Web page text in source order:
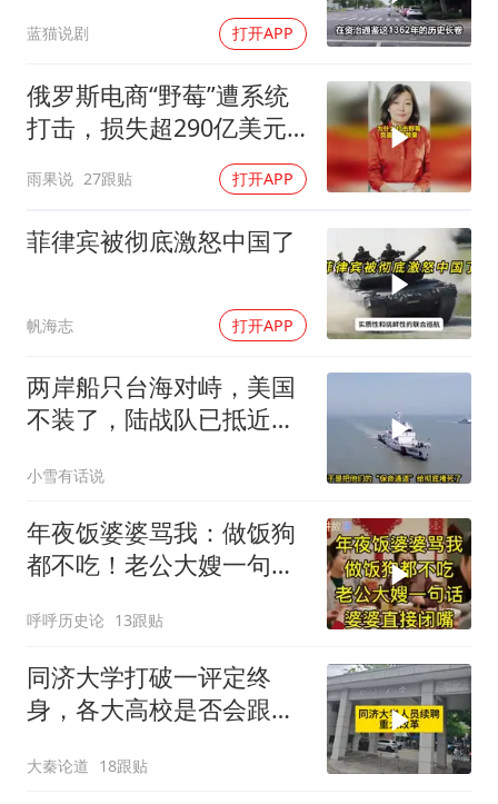
蓝猫说剧 打开APP
俄罗斯电商“野莓”遭系统
打击，损失超290亿美元#
雨果说 27跟贴 打开APP
菲律宾被彻底激怒中国了
帆海志 打开APP
两岸船只台海对峙，美国
不装了，陆战队已抵近台
小雪有话说
年夜饭婆婆骂我：做饭狗
都不吃！老公大嫂一句
呼呼历史论 13跟贴
同济大学打破一评定终
身，各大高校是否会跟进
大秦论道 18跟贴